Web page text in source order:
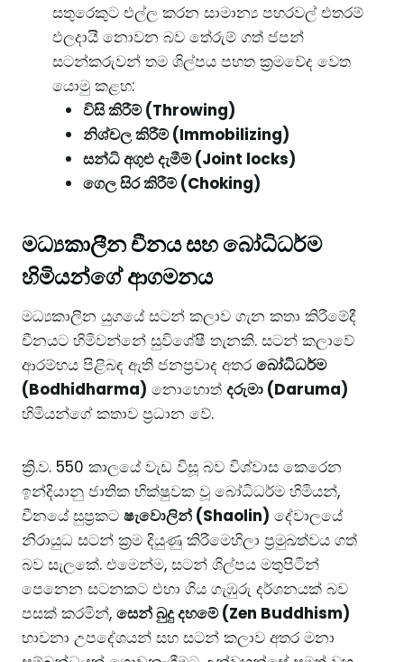
සතුරෙකුට එල්ල කරන සාමාන්‍ය පහරවල් එතරම්
ඵලදායී නොවන බව තේරුම් ගත් ජපන්
සටන්කරුවන් තම ශිල්පය පහත ක්‍රමවේද වෙත
යොමු කළහ:
විසි කිරීම් (Throwing)
නිශ්චල කිරීම් (Immobilizing)
සන්ධි අගුළු දැමීම් (Joint locks)
ගෙල සිර කිරීම් (Choking)
​මධ්‍යකාලීන චීනය සහ බෝධිධර්ම
හිමියන්ගේ ආගමනය
​මධ්‍යකාලීන යුගයේ සටන් කලාව ගැන කතා කිරීමේදී
චීනයට හිමිවන්නේ සුවිශේෂී තැනකි. සටන් කලාවේ
ආරම්භය පිළිබඳ ඇති ජනප්‍රවාද අතර බෝධිධර්ම
(Bodhidharma) නොහොත් දරුමා (Daruma)
හිමියන්ගේ කතාව ප්‍රධාන වේ.
​ක්‍රි.ව. 550 කාලයේ වැඩ විසූ බව විශ්වාස කෙරෙන
ඉන්දියානු ජාතික භික්ෂුවක වූ බෝධිධර්ම හිමියන්,
චීනයේ සුප්‍රකට ෂැවොලින් (Shaolin) දේවාලයේ
නිරායුධ සටන් ක්‍රම දියුණු කිරීමෙහිලා ප්‍රමුඛත්වය ගත්
බව සැලකේ. එමෙන්ම, සටන් ශිල්පය මතුපිටින්
පෙනෙන සටනකට එහා ගිය ගැඹුරු දර්ශනයක් බව
පසක් කරමින්, සෙන් බුදු දහමේ (Zen Buddhism)
භාවනා උපදේශයන් සහ සටන් කලාව අතර මනා